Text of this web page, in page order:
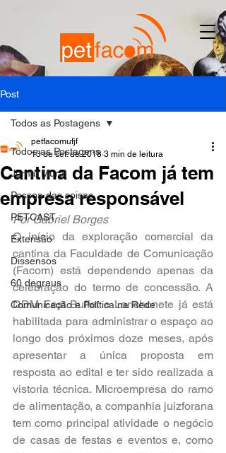
Post
Todos as Postagens
Jornal Mural
Pessoa das coisas
PETCAST
Extensão
Dissensos
60 degraus
Comunicação e Política na Rede
Todos as Postagens
Cantina da Facom já tem
empresa responsável
petfacomufjf
13 de set. de 2018 3 min de leitura
Por Gabriel Borges
O início da exploração comercial da
cantina da Faculdade de Comunicação
(Facom) está dependendo apenas da
celebração do termo de concessão. A
DDM Fest Buffet e Lanchonete já está
habilitada para administrar o espaço ao
longo dos próximos doze meses, após
apresentar a única proposta em
resposta ao edital e ter sido realizada a
vistoria técnica. Microempresa do ramo
de alimentação, a companhia juizforana
tem como principal atividade o negócio
de casas de festas e eventos e, como